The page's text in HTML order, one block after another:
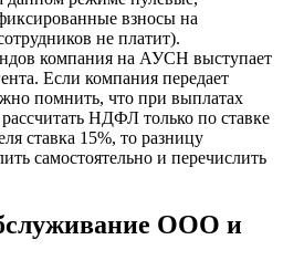
взносы на
не платит).
компания на АУСН выступает
Если компания передает
помнить, что при выплатах
НДФЛ только по ставке
ставка 15%, то разницу
самостоятельно и перечислить
ООО и